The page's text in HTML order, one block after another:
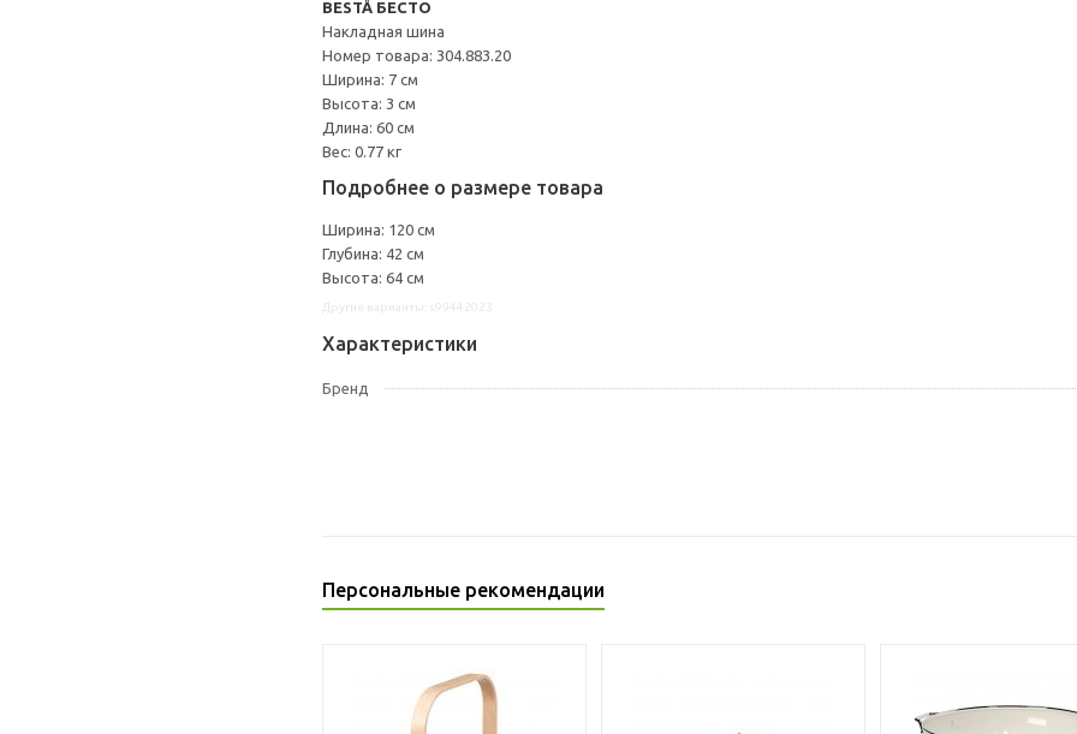
BESTÅ БЕСТО
Накладная шина
Номер товара: 304.883.20
Ширина: 7 см
Высота: 3 см
Длина: 60 см
Вес: 0.77 кг
Подробнее о размере товара
Ширина: 120 см
Глубина: 42 см
Высота: 64 см
Характеристики
Бренд
Персональные рекомендации